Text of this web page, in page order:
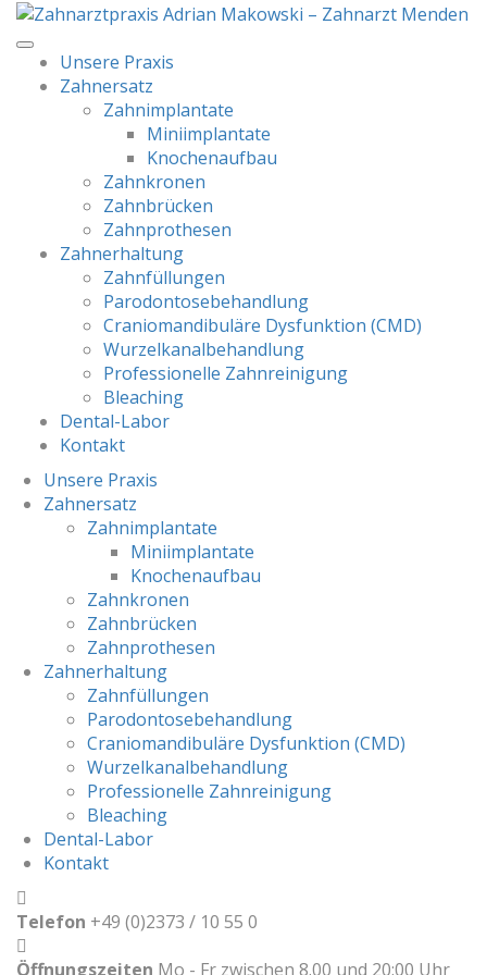
Unsere Praxis
Zahnersatz
Zahnimplantate
Miniimplantate
Knochenaufbau
Zahnkronen
Zahnbrücken
Zahnprothesen
Zahnerhaltung
Zahnfüllungen
Parodontosebehandlung
Craniomandibuläre Dysfunktion (CMD)
Wurzelkanalbehandlung
Professionelle Zahnreinigung
Bleaching
Dental-Labor
Kontakt
Unsere Praxis
Zahnersatz
Zahnimplantate
Miniimplantate
Knochenaufbau
Zahnkronen
Zahnbrücken
Zahnprothesen
Zahnerhaltung
Zahnfüllungen
Parodontosebehandlung
Craniomandibuläre Dysfunktion (CMD)
Wurzelkanalbehandlung
Professionelle Zahnreinigung
Bleaching
Dental-Labor
Kontakt
Telefon +49 (0)2373 / 10 55 0
Öffnungszeiten Mo - Fr zwischen 8.00 und 20:00 Uhr